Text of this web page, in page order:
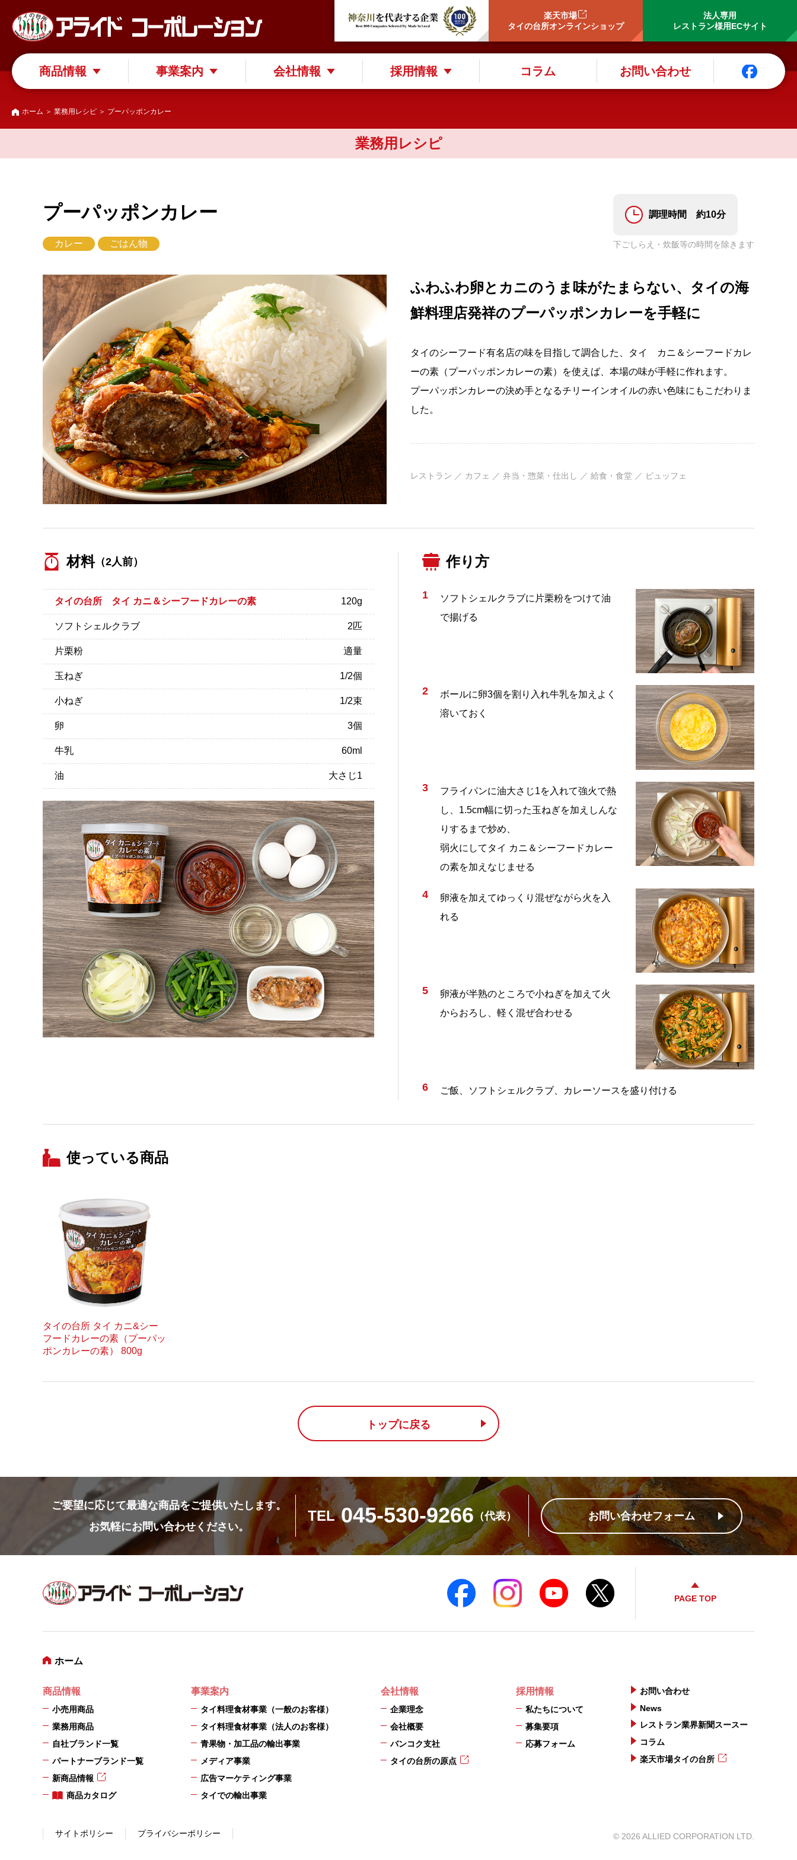
楽天市場
タイの台所オンラインショップ
法人専用
レストラン様用ECサイト
商品情報 事業案内 会社情報 採用情報 コラム お問い合わせ
ホーム ＞ 業務用レシピ ＞ プーパッポンカレー
業務用レシピ
プーパッポンカレー
カレー ごはん物
調理時間 約10分
下ごしらえ・炊飯等の時間を除きます
ふわふわ卵とカニのうま味がたまらない、タイの海
鮮料理店発祥のプーパッポンカレーを手軽に
タイのシーフード有名店の味を目指して調合した、タイ カニ＆シーフードカレ
ーの素（プーパッポンカレーの素）を使えば、本場の味が手軽に作れます。
プーパッポンカレーの決め手となるチリーインオイルの赤い色味にもこだわりま
した。
レストラン ／ カフェ ／ 弁当・惣菜・仕出し ／ 給食・食堂 ／ ビュッフェ
材料（2人前）
タイの台所 タイ カニ＆シーフードカレーの素 120g
ソフトシェルクラブ 2匹
片栗粉 適量
玉ねぎ 1/2個
小ねぎ 1/2束
卵 3個
牛乳 60ml
油 大さじ1
作り方
1
ソフトシェルクラブに片栗粉をつけて油
で揚げる
2
ボールに卵3個を割り入れ牛乳を加えよく
溶いておく
3
フライパンに油大さじ1を入れて強火で熱
し、1.5cm幅に切った玉ねぎを加えしんな
りするまで炒め、
弱火にしてタイ カニ＆シーフードカレー
の素を加えなじませる
4
卵液を加えてゆっくり混ぜながら火を入
れる
5
卵液が半熟のところで小ねぎを加えて火
からおろし、軽く混ぜ合わせる
6 ご飯、ソフトシェルクラブ、カレーソースを盛り付ける
使っている商品
タイの台所 タイ カニ&シー
フードカレーの素（プーパッ
ポンカレーの素） 800g
トップに戻る
ご要望に応じて最適な商品をご提供いたします。
お気軽にお問い合わせください。
TEL 045-530-9266 （代表） お問い合わせフォーム
PAGE TOP
ホーム
商品情報
小売用商品
業務用商品
自社ブランド一覧
パートナーブランド一覧
新商品情報
商品カタログ
事業案内
タイ料理食材事業（一般のお客様）
タイ料理食材事業（法人のお客様）
青果物・加工品の輸出事業
メディア事業
広告マーケティング事業
タイでの輸出事業
会社情報
企業理念
会社概要
バンコク支社
タイの台所の原点
採用情報
私たちについて
募集要項
応募フォーム
お問い合わせ
News
レストラン業界新聞スースー
コラム
楽天市場タイの台所
サイトポリシー プライバシーポリシー © 2026 ALLIED CORPORATION LTD.